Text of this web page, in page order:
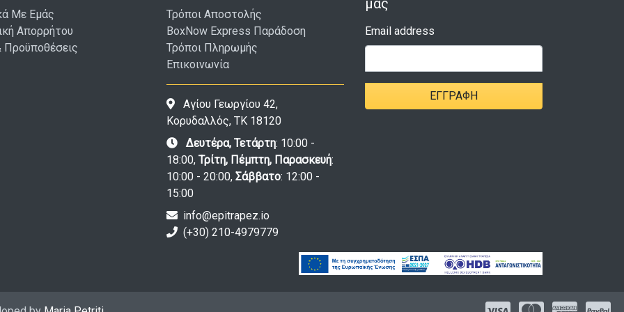
Με Εμάς
Απορρήτου
Προϋποθέσεις
Τρόποι Αποστολής
BoxNow Express Παράδοση
Τρόποι Πληρωμής
Επικοινωνία
Αγίου Γεωργίου 42,
Κορυδαλλός, ΤΚ 18120
Δευτέρα, Τετάρτη: 10:00 -
18:00, Τρίτη, Πέμπτη, Παρασκευή:
10:00 - 20:00, Σάββατο: 12:00 -
15:00
info@epitrapez.io
(+30) 210-4979779
μας
Email address
ΕΓΓΡΑΦΉ